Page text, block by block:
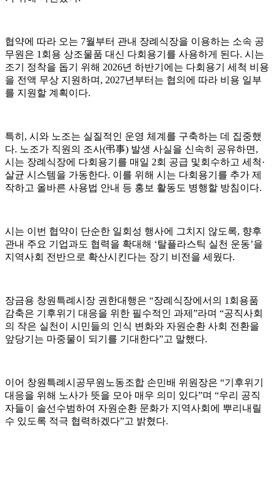
협약에 따라 오는 7월부터 관내 장례식장을 이용하는 소속 공
무원은 1회용 상조물품 대신 다회용기를 사용하게 된다. 시는
조기 정착을 돕기 위해 2026년 하반기에는 다회용기 세척 비용
을 전액 무상 지원하며, 2027년부터는 협의에 따라 비용 일부
를 지원할 계획이다.
특히, 시와 노조는 실질적인 운영 체계를 구축하는 데 집중했
다. 노조가 직원의 조사(弔事) 발생 사실을 신속히 공유하면,
시는 장례식장에 다회용기를 매일 2회 공급 및회수하고 세척·
살균 시스템을 가동한다. 이를 위해 시는 다회용기를 추가 제
작하고 올바른 사용법 안내 등 홍보 활동도 병행할 방침이다.
시는 이번 협약이 단순한 일회성 행사에 그치지 않도록, 향후
관내 주요 기업과도 협력을 확대해 ‘탈플라스틱 실천 운동’을
지역사회 전반으로 확산시킨다는 장기 비전을 세웠다.
장금용 창원특례시장 권한대행은 “장례식장에서의 1회용품
감축은 기후위기 대응을 위한 필수적인 과제”라며 “공직사회
의 작은 실천이 시민들의 인식 변화와 자원순환 사회 전환을
앞당기는 마중물이 되기를 기대한다”고 말했다.
이어 창원특례시공무원노동조합 손민배 위원장은 “기후위기
대응을 위해 노사가 뜻을 모아 매우 의미 있다”며 “우리 공직
자들이 솔선수범하여 자원순환 문화가 지역사회에 뿌리내릴
수 있도록 적극 협력하겠다”고 밝혔다.